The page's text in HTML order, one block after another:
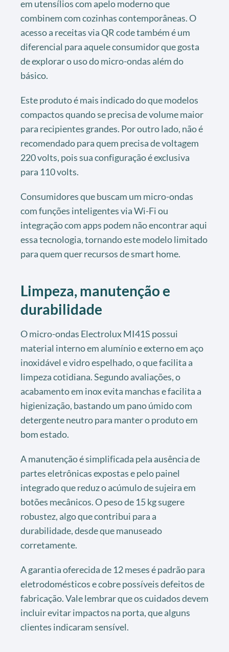
em utensílios com apelo moderno que
combinem com cozinhas contemporâneas. O
acesso a receitas via QR code também é um
diferencial para aquele consumidor que gosta
de explorar o uso do micro-ondas além do
básico.
Este produto é mais indicado do que modelos
compactos quando se precisa de volume maior
para recipientes grandes. Por outro lado, não é
recomendado para quem precisa de voltagem
220 volts, pois sua configuração é exclusiva
para 110 volts.
Consumidores que buscam um micro-ondas
com funções inteligentes via Wi-Fi ou
integração com apps podem não encontrar aqui
essa tecnologia, tornando este modelo limitado
para quem quer recursos de smart home.
Limpeza, manutenção e
durabilidade
O micro-ondas Electrolux MI41S possui
material interno em alumínio e externo em aço
inoxidável e vidro espelhado, o que facilita a
limpeza cotidiana. Segundo avaliações, o
acabamento em inox evita manchas e facilita a
higienização, bastando um pano úmido com
detergente neutro para manter o produto em
bom estado.
A manutenção é simplificada pela ausência de
partes eletrônicas expostas e pelo painel
integrado que reduz o acúmulo de sujeira em
botões mecânicos. O peso de 15 kg sugere
robustez, algo que contribui para a
durabilidade, desde que manuseado
corretamente.
A garantia oferecida de 12 meses é padrão para
eletrodomésticos e cobre possíveis defeitos de
fabricação. Vale lembrar que os cuidados devem
incluir evitar impactos na porta, que alguns
clientes indicaram sensível.